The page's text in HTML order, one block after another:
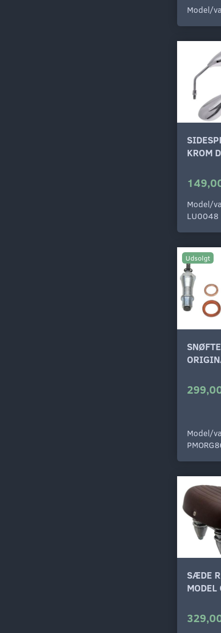
Model/
KROM
Model/
LU0048
Udsolgt
Model/
SÆDE
MODEL